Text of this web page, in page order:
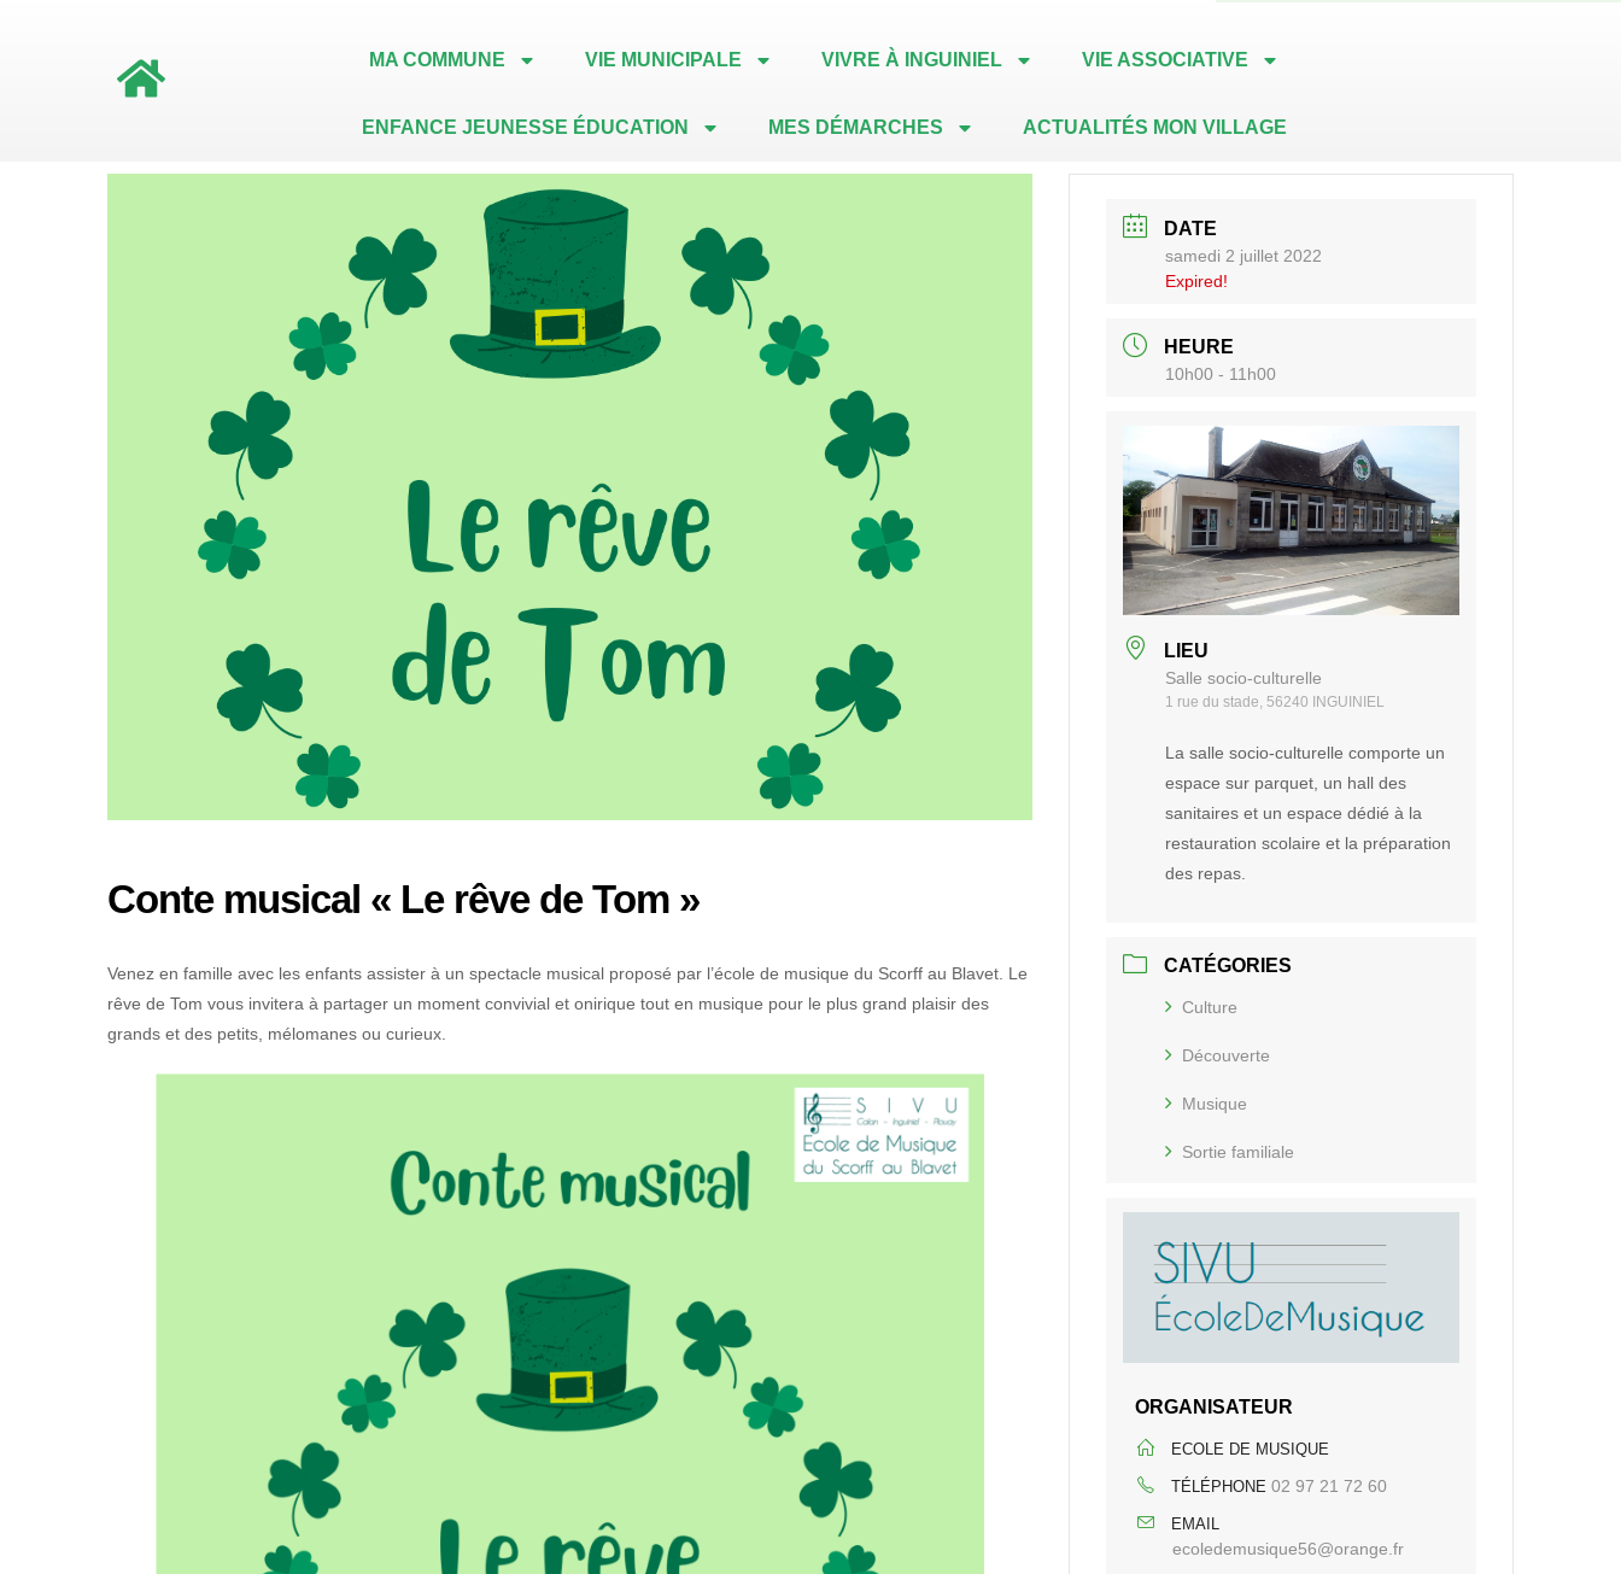
MA COMMUNE VIE MUNICIPALE VIVRE À INGUINIEL VIE ASSOCIATIVE
ENFANCE JEUNESSE ÉDUCATION MES DÉMARCHES ACTUALITÉS MON VILLAGE
Conte musical « Le rêve de Tom »
Venez en famille avec les enfants assister à un spectacle musical proposé par l’école de musique du Scorff au Blavet. Le
rêve de Tom vous invitera à partager un moment convivial et onirique tout en musique pour le plus grand plaisir des
grands et des petits, mélomanes ou curieux.
DATE
samedi 2 juillet 2022
Expired!
HEURE
10h00 - 11h00
LIEU
Salle socio-culturelle
1 rue du stade, 56240 INGUINIEL
La salle socio-culturelle comporte un
espace sur parquet, un hall des
sanitaires et un espace dédié à la
restauration scolaire et la préparation
des repas.
CATÉGORIES
Culture
Découverte
Musique
Sortie familiale
ORGANISATEUR
ECOLE DE MUSIQUE
TÉLÉPHONE 02 97 21 72 60
EMAIL
ecoledemusique56@orange.fr